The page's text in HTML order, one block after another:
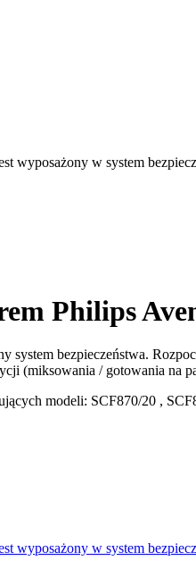
wyposażony w system
Philips
system bezpieczeństwa.
(miksowania / gotowania na
modeli: SCF870/20 ,
wyposażony w system